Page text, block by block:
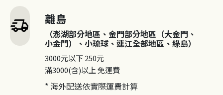
delivery_truck_speed 離島
（澎湖部分地區、金門部分地區（大金門、
小金門）、小琉球、連江全部地區、綠島）
3000元以下250元
滿3000(含)以上免運費
* 海外配送依實際運費計算